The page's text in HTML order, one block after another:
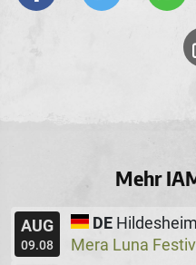
Mehr
AUG
09.08
DE Hildesheim
Mera Luna